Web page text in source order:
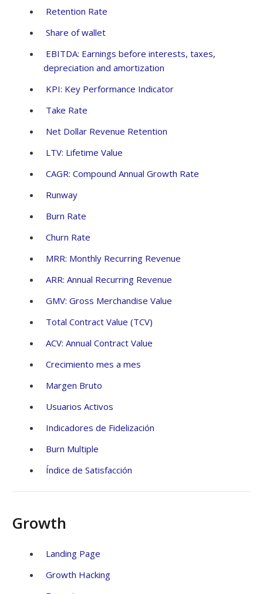
Retention Rate
Share of wallet
EBITDA: Earnings before interests, taxes,
depreciation and amortization
KPI: Key Performance Indicator
Take Rate
Net Dollar Revenue Retention
LTV: Lifetime Value
CAGR: Compound Annual Growth Rate
Runway
Burn Rate
Churn Rate
MRR: Monthly Recurring Revenue
ARR: Annual Recurring Revenue
GMV: Gross Merchandise Value
Total Contract Value (TCV)
ACV: Annual Contract Value
Crecimiento mes a mes
Margen Bruto
Usuarios Activos
Indicadores de Fidelización
Burn Multiple
Índice de Satisfacción
Growth
Landing Page
Growth Hacking